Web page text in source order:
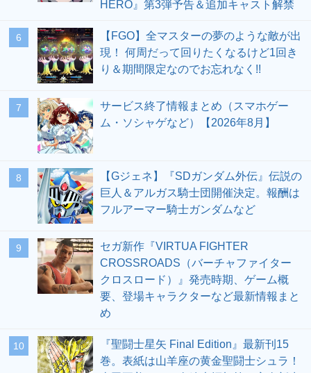
HERO』第3弾予告＆追加キャスト解禁
6
【FGO】全マスターの夢のような敵が出
現！ 何周だって回りたくなるけど1回き
り＆期間限定なのでお忘れなく!!
7
サービス終了情報まとめ（スマホゲー
ム・ソシャゲなど）【2026年8月】
8
【Gジェネ】『SDガンダム外伝』伝説の
巨人＆アルガス騎士団開催決定。報酬は
フルアーマー騎士ガンダムなど
9
セガ新作『VIRTUA FIGHTER
CROSSROADS（バーチャファイター
クロスロード）』発売時期、ゲーム概
要、登場キャラクターなど最新情報まと
め
10
『聖闘士星矢 Final Edition』最新刊15
巻。表紙は山羊座の黄金聖闘士シュラ！